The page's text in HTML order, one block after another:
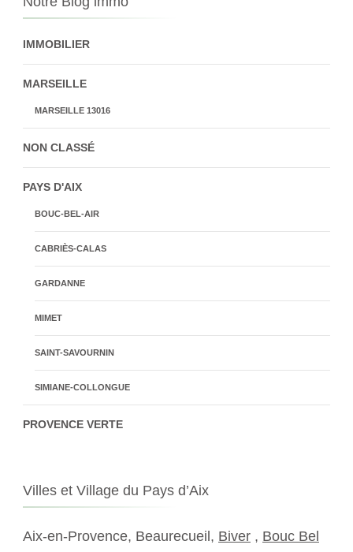
IMMOBILIER
MARSEILLE
MARSEILLE 13016
NON CLASSÉ
PAYS D'AIX
BOUC-BEL-AIR
CABRIÈS-CALAS
GARDANNE
MIMET
SAINT-SAVOURNIN
SIMIANE-COLLONGUE
PROVENCE VERTE
Villes et Village du Pays d’Aix
Aix-en-Provence, Beaurecueil, Biver , Bouc Bel